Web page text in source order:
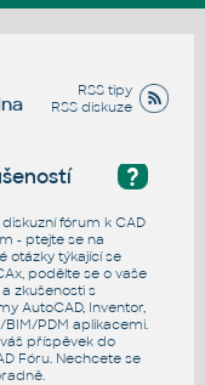
RSS tipy
RSS diskuze
?
diskuzní fórum k CAD
- ptejte se na
otázky týkající se
podělte se o vaše
zkušenosti s
AutoCAD, Inventor,
BIM/PDM aplikacemi.
příspěvek do
Fóru. Nechcete se
.